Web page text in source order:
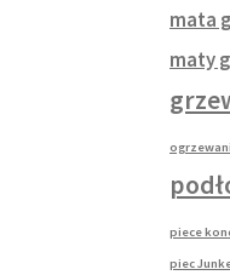
mata
maty
piece
piec